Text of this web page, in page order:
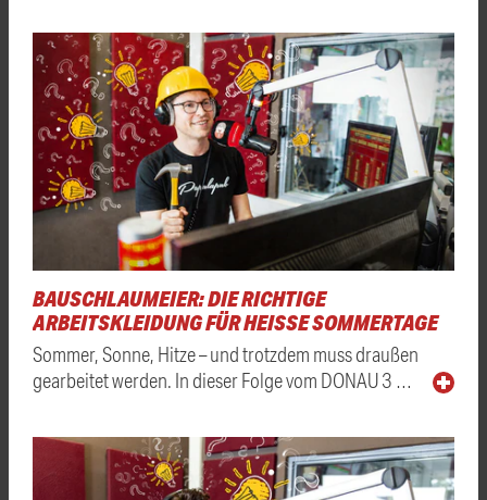
BAUSCHLAUMEIER: DIE RICHTIGE
ARBEITSKLEIDUNG FÜR HEISSE SOMMERTAGE
Sommer, Sonne, Hitze – und trotzdem muss draußen
gearbeitet werden. In dieser Folge vom DONAU 3 …